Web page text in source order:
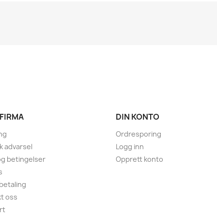
advarsel
betingelser
oss
DIN KONTO
Ordresporing
Logg inn
Opprett konto